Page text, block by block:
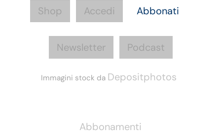
Shop Accedi Abbonati
Newsletter Podcast
Immagini stock da Depositphotos
Abbonamenti